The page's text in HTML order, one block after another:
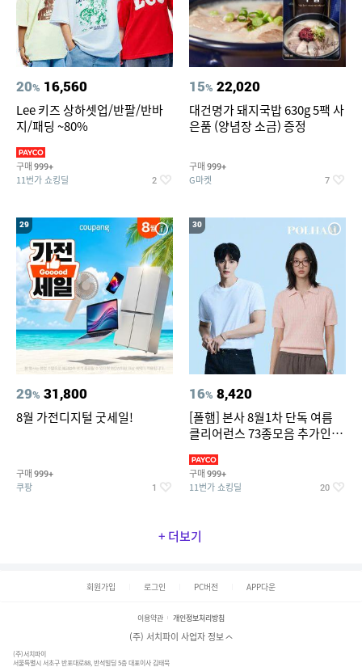
20% 16,560
Lee 키즈 상하셋업/반팔/반바
지/패딩 ~80%
구매 999+
11번가 쇼킹딜 2
15% 22,020
대건명가 돼지국밥 630g 5팩 사
은품 (양념장 소금) 증정
구매 999+
G마켓 7
29
29% 31,800
8월 가전디지털 굿세일!
구매 999+
쿠팡 1
30
16% 8,420
[폴햄] 본사 8월1차 단독 여름
클리어런스 73종모음 추가인하
구매 999+
11번가 쇼킹딜 20
+ 더보기
회원가입 로그인 PC버전 APP다운
이용약관 개인정보처리방침
(주) 서치파이 사업자 정보
(주)서치파이
서울특별시 서초구 반포대로88, 반석빌딩 5층 대표이사 김태묵